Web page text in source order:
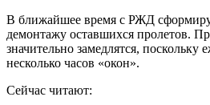
В ближайшее время с РЖД
демонтажу оставшихся пролетов.
значительно замедлятся, поскольку
несколько часов «окон».
Сейчас читают: